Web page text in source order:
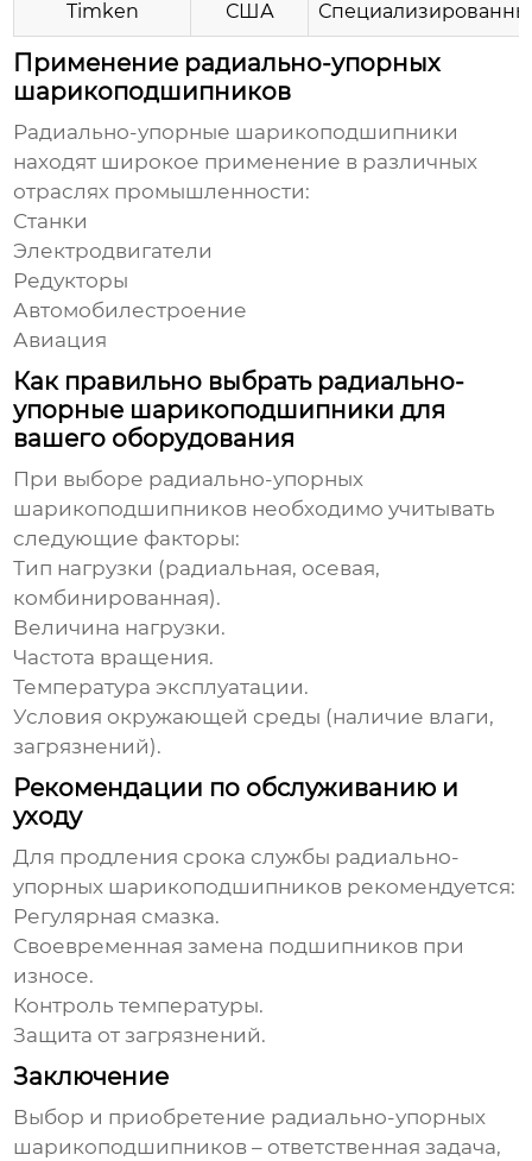
Timken США
Применение радиально-упорных
шарикоподшипников
Радиально-упорные шарикоподшипники
находят широкое применение в различных
отраслях промышленности:
Станки
Электродвигатели
Редукторы
Автомобилестроение
Авиация
Как правильно выбрать радиально-
упорные шарикоподшипники для
вашего оборудования
При выборе радиально-упорных
шарикоподшипников необходимо учитывать
следующие факторы:
Тип нагрузки (радиальная, осевая,
комбинированная).
Величина нагрузки.
Частота вращения.
Температура эксплуатации.
Условия окружающей среды (наличие влаги,
загрязнений).
Рекомендации по обслуживанию и
уходу
Для продления срока службы радиально-
упорных шарикоподшипников рекомендуется:
Регулярная смазка.
Своевременная замена подшипников при
износе.
Контроль температуры.
Защита от загрязнений.
Заключение
Выбор и приобретение радиально-упорных
шарикоподшипников – ответственная задача,